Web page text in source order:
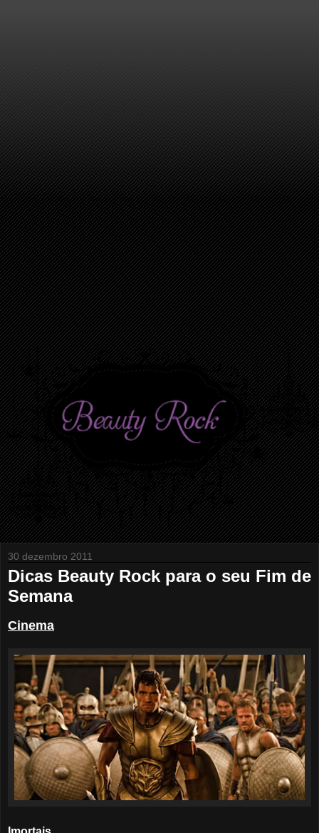
30 dezembro 2011
Dicas Beauty Rock para o seu Fim de
Semana
Cinema